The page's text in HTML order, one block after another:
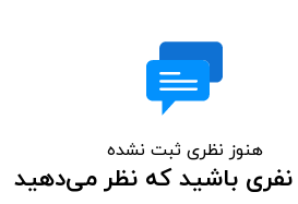
هنوز نظری ثبت نشده
نفری باشید که نظر می‌دهید